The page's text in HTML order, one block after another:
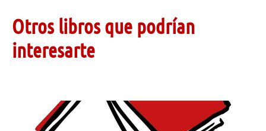
Otros libros que podrían
interesarte